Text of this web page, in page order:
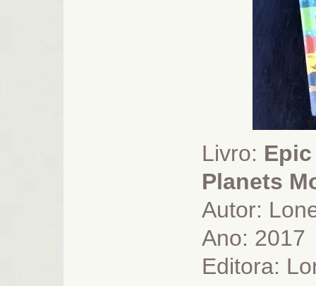
Livro:
Planets
Autor:
Ano: 2017
Editora: